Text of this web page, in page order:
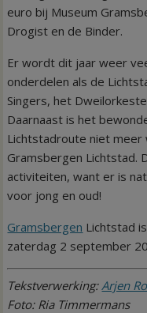
euro bij Museum
Drogist en de Binder.
Er wordt dit jaar weer
onderdelen als de
Singers, het
Daarnaast is het
Lichtstadroute niet meer
Gramsbergen Lichtstad.
activiteiten, want er is
voor jong en oud!
Gramsbergen Lichtstad
zaterdag 2 september
Tekstverwerking: Arjen
Foto: Ria Timmermans